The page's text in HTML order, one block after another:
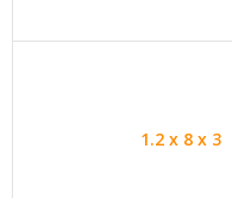
1.2 x 8 x 3